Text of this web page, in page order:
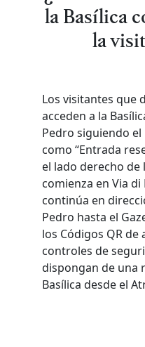
la Basílica
la
Los visitantes que
acceden a la
Pedro siguiendo
como “Entrada
el lado derecho de
comienza en Via
continúa en
Pedro hasta el
los Códigos QR
controles de
dispongan de una
Basílica desde el